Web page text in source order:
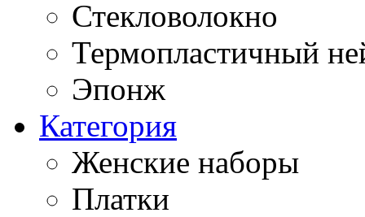
Стекловолокно
Термопластичный
Эпонж
Категория
Женские наборы
Платки